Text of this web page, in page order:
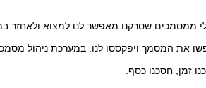
ממסמכים שסרקנו מאפשר לנו למצוא
את המסמך ויפקססו לנו. במערכת ניהול
זמן, חסכנו כסף.